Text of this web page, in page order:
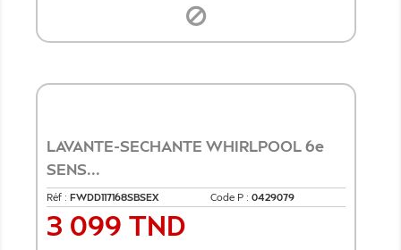
LAVANTE-SECHANTE WHIRLPOOL 6e
SENS...
Réf : FWDD117168SBSEX Code P : 0429079
Prix
3 099 TND